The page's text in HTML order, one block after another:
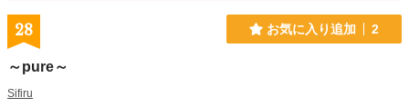
28 お気に入り追加 2
～pure～
Sifiru